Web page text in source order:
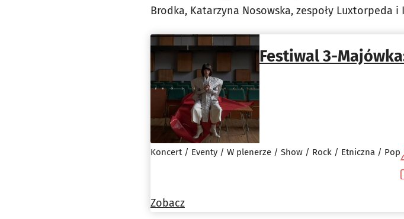
Brodka, Katarzyna Nosowska, zespoły Luxtorpeda i
Festiwal 3-
Koncert / Eventy / W plenerze / Show / Rock / Etniczna / Pop
Zobacz